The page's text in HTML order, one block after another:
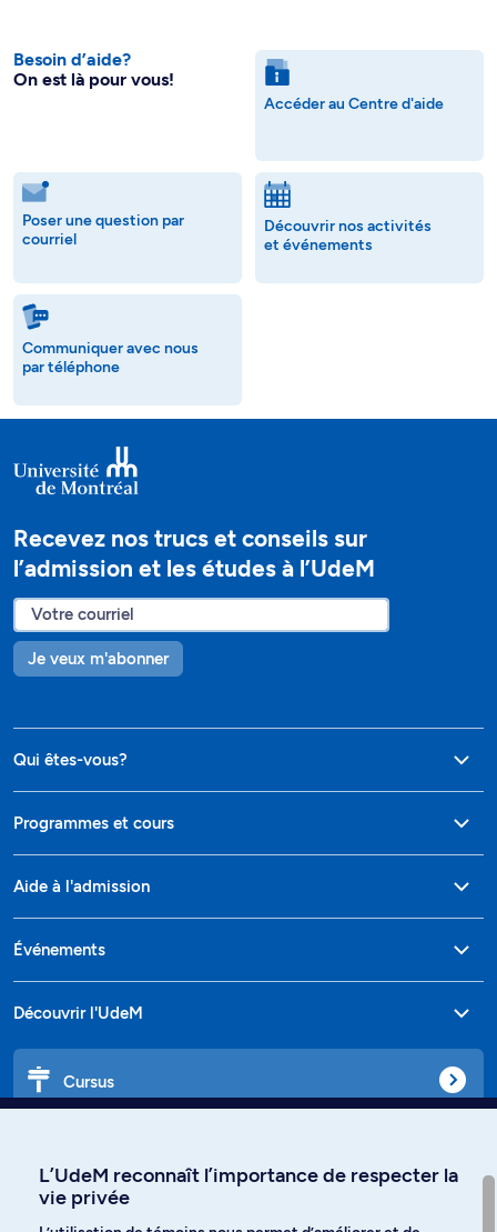
Besoin d’aide?
On est là pour vous!
Accéder au Centre d'aide
Poser une question par
courriel
Découvrir nos activités
et événements
Communiquer avec nous
par téléphone
Recevez nos trucs et conseils sur
l’admission et les études à l’UdeM
Je veux m'abonner
Qui êtes-vous?
Programmes et cours
Aide à l'admission
Événements
Découvrir l'UdeM
Cursus
L’UdeM reconnaît l’importance de respecter la
vie privée